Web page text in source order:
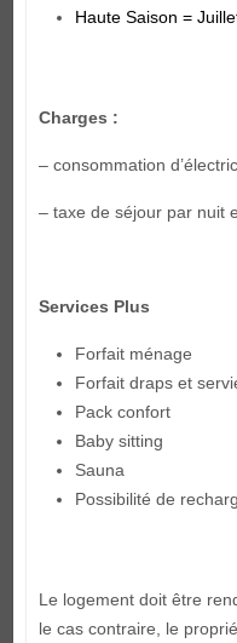
Haute Saison =
Charges :
– consommation
– taxe de séjour par nuit
Services Plus
Forfait ménage
Forfait draps et
Pack confort
Baby sitting
Sauna
Possibilité de
Le logement doit être
le cas contraire, le